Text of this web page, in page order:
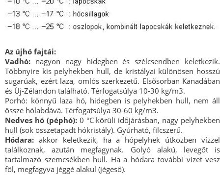
Az újhó fajtái:
Vadhó: nagyon nagy hidegben és szélcsendben keletkezik.
Többnyire kis pelyhekben hull, de kristályai különösen hosszú
sugarúak, ezért laza, omlós szerkezetű. Elsősorban Kanadában
és Új-Zélandon található. Térfogatsúlya 10-30 kg/m3.
Porhó: könnyű laza hó, hidegben is pelyhekben hull, nem áll
össze hólabdává. Térfogatsúlya 30-60 kg/m3.
Nedves hó (péphó):0 °C körüli időjárásban, nagy pelyhekben
hull (sok összetapadt hókristály). Gyúrható, filcszerű.
Hódara: akkor keletkezik, ha a hópelyhek útközben vízzel
találkoznak, azután megfagynak. Golyó alakú, levegőt is
tartalmazó szemcsékben hull. Ha a hódara további vizet vesz
föl, megfagyva jéggé alakul (jégeső).